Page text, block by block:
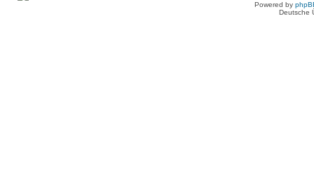
Powered by
Deutsche